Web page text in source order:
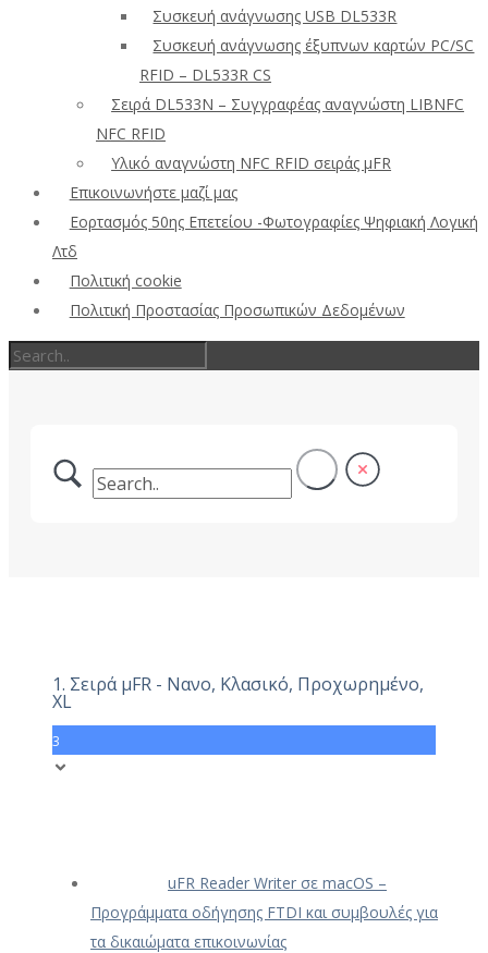
Συσκευή ανάγνωσης USB DL533R
Συσκευή ανάγνωσης έξυπνων καρτών PC/SC
RFID – DL533R CS
Σειρά DL533N – Συγγραφέας αναγνώστη LIBNFC
NFC RFID
Υλικό αναγνώστη NFC RFID σειράς μFR
Επικοινωνήστε μαζί μας
Εορτασμός 50ης Επετείου -Φωτογραφίες Ψηφιακή Λογική
Λτδ
Πολιτική cookie
Πολιτική Προστασίας Προσωπικών Δεδομένων
1. Σειρά μFR - Νανο, Κλασικό, Προχωρημένο,
XL
3
uFR Reader Writer σε macOS –
Προγράμματα οδήγησης FTDI και συμβουλές για
τα δικαιώματα επικοινωνίας